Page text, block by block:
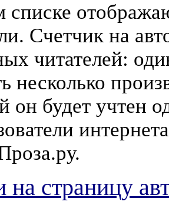
Счетчик на
читателей:
несколько
он будет учтен
на страницу